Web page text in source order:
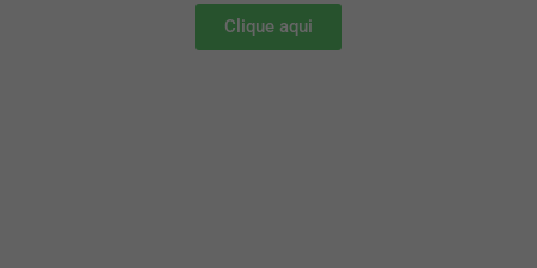
Clique aqui